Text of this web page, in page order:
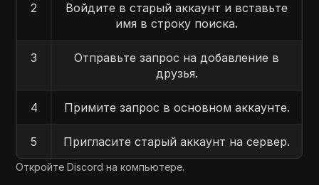
2
Войдите в старый аккаунт и вставьте
имя в строку поиска.
3
Отправьте запрос на добавление в
друзья.
4 Примите запрос в основном аккаунте.
5 Пригласите старый аккаунт на сервер.
Откройте Discord на компьютере.